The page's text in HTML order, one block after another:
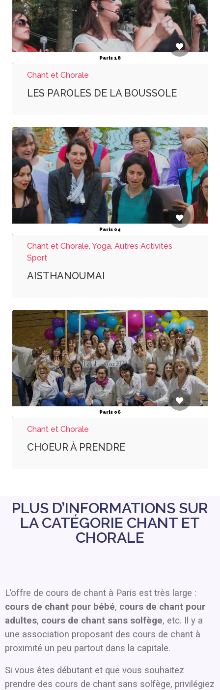
Paris 18
Chant et Chorale
LES PAROLES DE LA BOUSSOLE
Paris 04
Chant et Chorale, Yoga, Autres Activités
Sport
AISTHANOUMAI
Paris 06
Chant et Chorale
CHOEUR À PRENDRE
PLUS D’INFORMATIONS SUR
LA CATÉGORIE CHANT ET
CHORALE
L’offre de cours de chant à Paris est très large :
cours de chant pour bébé, cours de chant pour
adultes, cours de chant sans solfège, etc. Il y a
une association proposant des cours de chant à
proximité un peu partout dans la capitale.
Si vous êtes débutant et que vous souhaitez
prendre des cours de chant sans solfège, privilégiez